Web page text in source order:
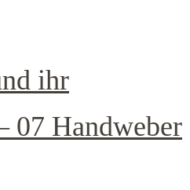
ihr
07 Handweber